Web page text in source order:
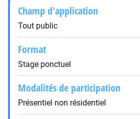
Champ d'application
Tout public
Format
Stage ponctuel
Modalités de participation
Présentiel non résidentiel